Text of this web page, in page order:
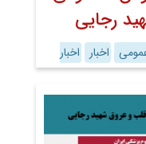
رجایی
اخبار
اخبار